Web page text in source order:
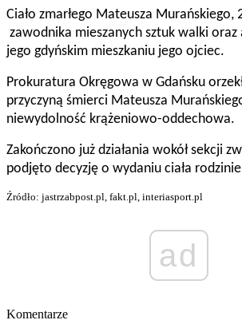
Ciało zmarłego Mateusza Murańskiego,
zawodnika mieszanych sztuk walki oraz
jego gdyńskim mieszkaniu jego ojciec.
Prokuratura Okręgowa w Gdańsku
przyczyną śmierci Mateusza
niewydolność krążeniowo-oddechowa.
Zakończono już działania wokół sekcji
podjęto decyzję o wydaniu ciała
Źródło: jastrzabpost.pl, fakt.pl, interiasport.pl
ad
Komentarze